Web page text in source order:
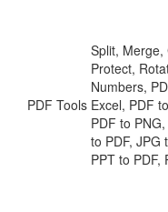
PDF Tools
Split, Merge,
Protect,
Numbers,
Excel, PDF
PDF to
to PDF, JPG
PPT to PDF,